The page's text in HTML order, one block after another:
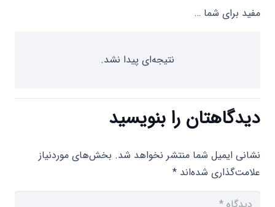
مفید برای شما …
نتیجه‌ای پیدا نشد.
دیدگاهتان را بنویسید
نشانی ایمیل شما منتشر نخواهد شد. بخش‌های موردنیاز
علامت‌گذاری شده‌اند *